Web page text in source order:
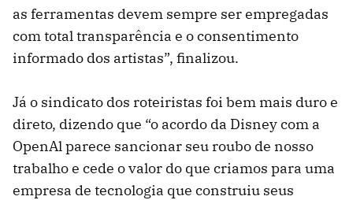
as ferramentas devem sempre ser empregadas
com total transparência e o consentimento
informado dos artistas”, finalizou.
Já o sindicato dos roteiristas foi bem mais duro e
direto, dizendo que “o acordo da Disney com a
OpenAl parece sancionar seu roubo de nosso
trabalho e cede o valor do que criamos para uma
empresa de tecnologia que construiu seus